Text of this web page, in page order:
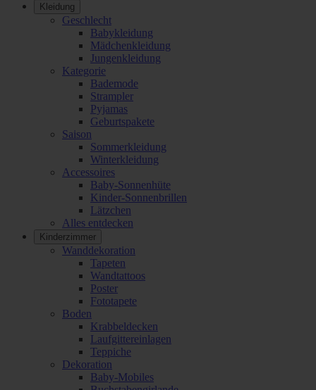
Kleidung
Geschlecht
Babykleidung
Mädchenkleidung
Jungenkleidung
Kategorie
Bademode
Strampler
Pyjamas
Geburtspakete
Saison
Sommerkleidung
Winterkleidung
Accessoires
Baby-Sonnenhüte
Kinder-Sonnenbrillen
Lätzchen
Alles entdecken
Kinderzimmer
Wanddekoration
Tapeten
Wandtattoos
Poster
Fototapete
Boden
Krabbeldecken
Laufgittereinlagen
Teppiche
Dekoration
Baby-Mobiles